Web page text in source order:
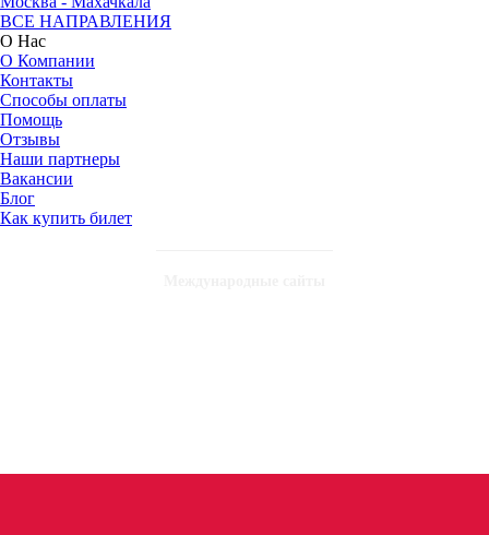
ВСЕ НАПРАВЛЕНИЯ
О Нас
О Компании
Контакты
Способы оплаты
Помощь
Отзывы
Наши партнеры
Вакансии
Блог
Как купить билет